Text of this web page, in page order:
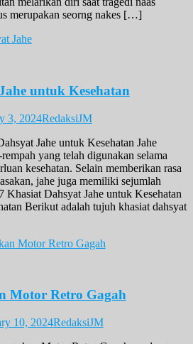
merupakan seorng nakes […]
untuk Kesehatan
3, 2024RedaksiJM
Jahe untuk Kesehatan Jahe
yang telah digunakan selama
kesehatan. Selain memberikan rasa
jahe juga memiliki sejumlah
Khasiat Dahsyat Jahe untuk Kesehatan
Berikut adalah tujuh khasiat dahsyat
Motor Retro Gagah
10, 2024RedaksiJM